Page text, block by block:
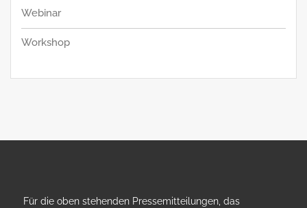
Webinar
Workshop
Für die oben stehenden Pressemitteilungen, das